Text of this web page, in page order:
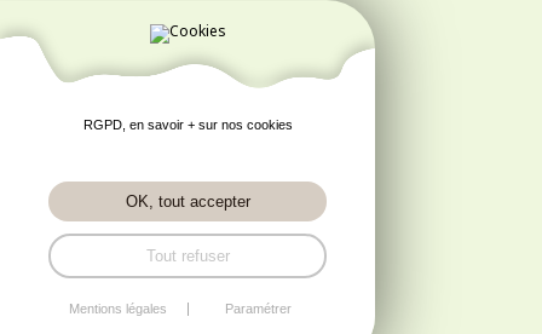
RGPD, en savoir + sur nos cookies
OK, tout accepter
Tout refuser
Mentions légales Paramétrer